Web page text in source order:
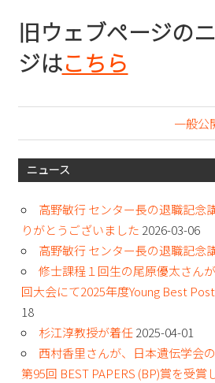
旧ウェブページの
ジはこちら
投
稿
ナ
ビ
ゲ
ー
シ
ョ
次
の
記
事:
一般公
ニュース
高野敏行 センター長の退職記念
りがとうございました 2026-03-06
高野敏行 センター長の退職記念
修士課程１回生の尾原優太さん
回大会にて2025年度Young Best
18
杉江淳教授が着任2025-04-01
西村香里さんが、日本遺伝学会
第95回 BEST PAPERS (BP)賞を受賞